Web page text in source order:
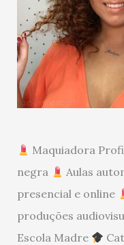
Maquiadora
negra
Aulas
presencial e online
produções
Escola Madre